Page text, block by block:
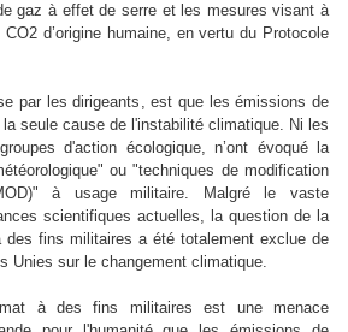
gaz à effet de serre et les mesures visant à
CO2 d’origine humaine, en vertu du Protocole
par les dirigeants, est que les émissions de
seule cause de l'instabilité climatique. Ni les
d'action écologique, n’ont évoqué la
ou "techniques de modification
à usage militaire. Malgré le vaste
scientifiques actuelles, la question de la
des fins militaires a été totalement exclue de
Unies sur le changement climatique.
à des fins militaires est une menace